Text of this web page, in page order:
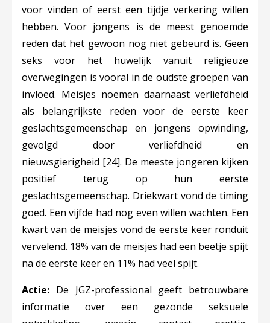
voor vinden of eerst een tijdje verkering willen
hebben. Voor jongens is de meest genoemde
reden dat het gewoon nog niet gebeurd is. Geen
seks voor het huwelijk vanuit religieuze
overwegingen is vooral in de oudste groepen van
invloed. Meisjes noemen daarnaast verliefdheid
als belangrijkste reden voor de eerste keer
geslachtsgemeenschap en jongens opwinding,
gevolgd door verliefdheid en
nieuwsgierigheid [24]. De meeste jongeren kijken
positief terug op hun eerste
geslachtsgemeenschap. Driekwart vond de timing
goed. Een vijfde had nog even willen wachten. Een
kwart van de meisjes vond de eerste keer ronduit
vervelend. 18% van de meisjes had een beetje spijt
na de eerste keer en 11% had veel spijt.
Actie: De JGZ-professional geeft betrouwbare
informatie over een gezonde seksuele